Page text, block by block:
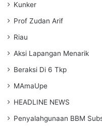
Kunker
Prof Zudan Arif
Riau
Aksi Lapangan Menarik
Beraksi Di 6 Tkp
MAmaUpe
HEADLINE NEWS
Penyalahgunaan BBM